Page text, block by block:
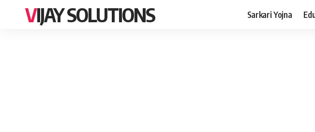
VIJAY SOLUTIONS Sarkari Yojna